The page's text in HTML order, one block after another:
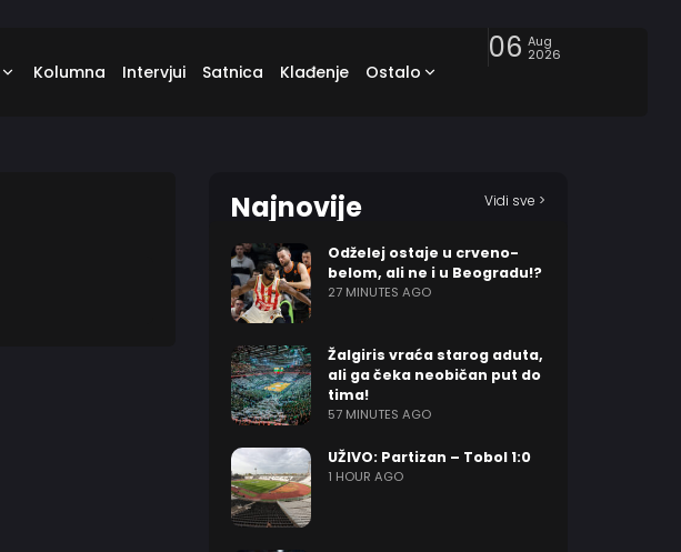
Kolumna Intervjui Satnica Klađenje Ostalo
06 Aug
2026
Najnovije Vidi sve >
Odželej ostaje u crveno-
belom, ali ne i u Beogradu!?
27 MINUTES AGO
Žalgiris vraća starog aduta,
ali ga čeka neobičan put do
tima!
57 MINUTES AGO
UŽIVO: Partizan – Tobol 1:0
1 HOUR AGO